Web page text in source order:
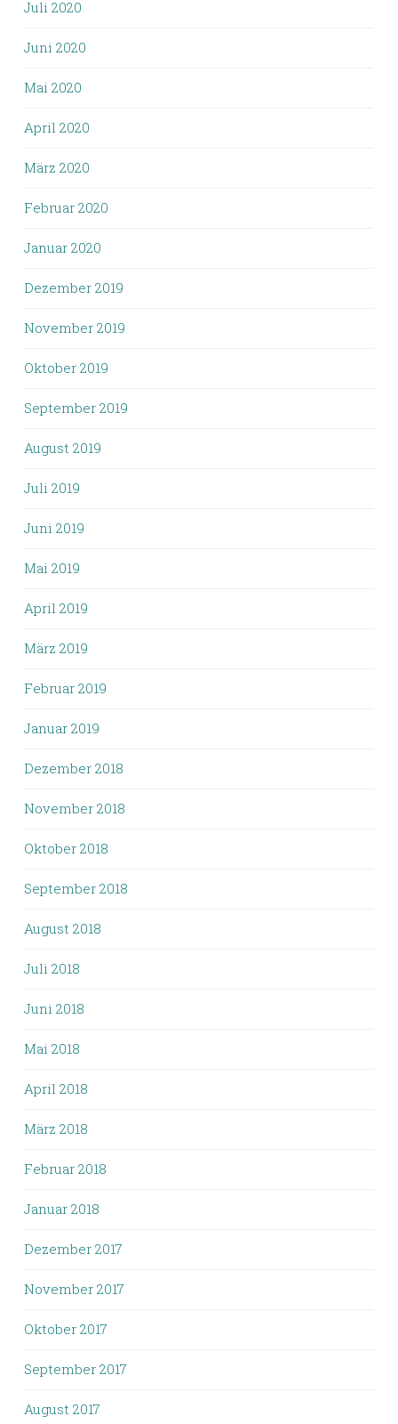
Juli 2020
Juni 2020
Mai 2020
April 2020
März 2020
Februar 2020
Januar 2020
Dezember 2019
November 2019
Oktober 2019
September 2019
August 2019
Juli 2019
Juni 2019
Mai 2019
April 2019
März 2019
Februar 2019
Januar 2019
Dezember 2018
November 2018
Oktober 2018
September 2018
August 2018
Juli 2018
Juni 2018
Mai 2018
April 2018
März 2018
Februar 2018
Januar 2018
Dezember 2017
November 2017
Oktober 2017
September 2017
August 2017